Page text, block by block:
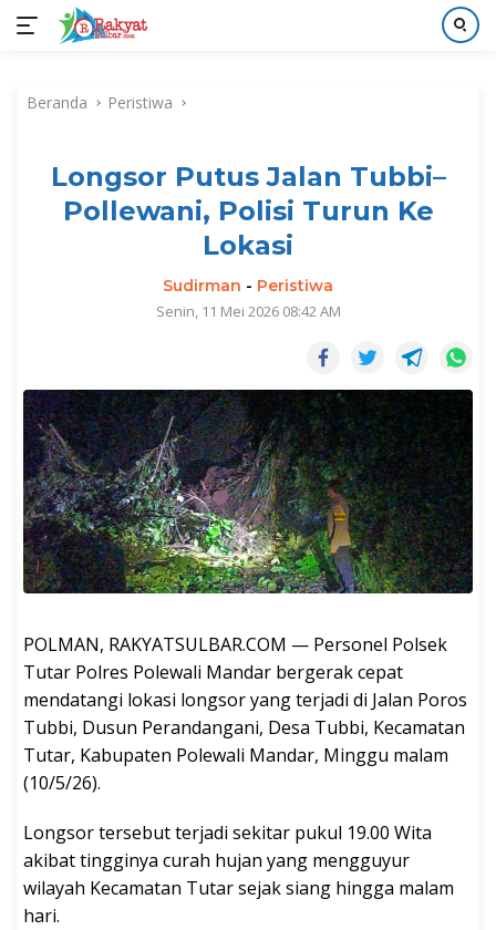
kontenBeranda Peristiwa
Longsor Putus Jalan Tubbi–
Pollewani, Polisi Turun Ke
Lokasi
Sudirman - Peristiwa
Senin, 11 Mei 2026 08:42 AM
POLMAN, RAKYATSULBAR.COM — Personel Polsek
Tutar Polres Polewali Mandar bergerak cepat
mendatangi lokasi longsor yang terjadi di Jalan Poros
Tubbi, Dusun Perandangani, Desa Tubbi, Kecamatan
Tutar, Kabupaten Polewali Mandar, Minggu malam
(10/5/26).
Longsor tersebut terjadi sekitar pukul 19.00 Wita
akibat tingginya curah hujan yang mengguyur
wilayah Kecamatan Tutar sejak siang hingga malam
hari.